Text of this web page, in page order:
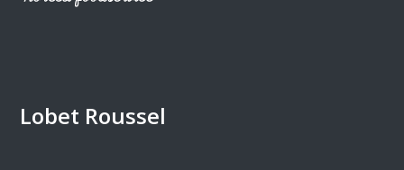
Lobet Roussel